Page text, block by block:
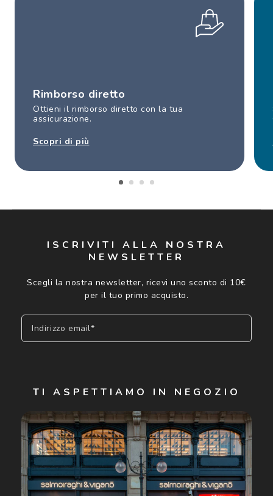
Rimborso diretto
Ottieni il rimborso diretto con la tua
assicurazione.
Scopri di più
ISCRIVITI ALLA NOSTRA
NEWSLETTER
Scegli la nostra newsletter, ricevi uno sconto di 10€
per il tuo primo acquisto.
Indirizzo email*
Cliccando su "Iscriviti", confermo di avere più di 16 anni e
acconsento all'utilizzo dei miei Dati Personali da parte di
Luxottica Group S.p.A. per l'invio di offerte speciali, novità
ed altre comunicazioni di carattere pubblicitario (consultare
Informativa sulla privacyper ulteriori informazioni).
TI ASPETTIAMO IN NEGOZIO